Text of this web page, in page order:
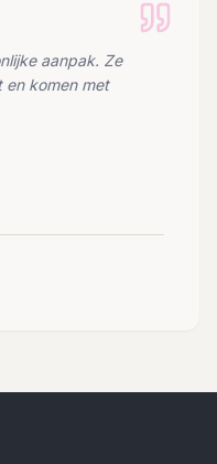
aanpak. Ze
en komen met